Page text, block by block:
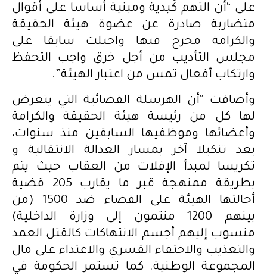
على “أن التهم كَيدية ومبنية أساسا على أقوال
متضاربة صادرة عن عضوة هيئة الحقيقة
والكرامة مجرح فيها واحيلت سابقا على
مجلس التأديب من أجل خرق واجب التحفظ
وارتكاب أفعال تمس من اعتبار الهيئة”.
وأضافت “أن الهرسلة القضائية التي يتعرض
لها كل من رئيسة هيئة الحقيقة والكرامة
وأعضائها وموظفيها السابقين منذ سنوات،
يعد تنكيلا آخر بمسار العدالة الانتقالية و
تكريسا لمبدأ الإفلات من العقاب حيث يتم
بطريقة ممنهجة قبر ما يقارب 205 قضية
أحالتها الهيئة على القضاء ضد 1500 (من
بينهم 1200 منتمون إلى وزارة الداخلية)
منسوب إليهم أجسم الانتهاكات كالقتل العمد
والتعذيب والاختفاء القسري والاعتداء على مال
المجموعة الوطنية. كما تستمر الحكومة في